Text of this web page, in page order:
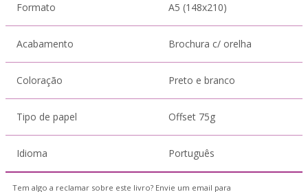
Formato A5 (148x210)
Acabamento Brochura c/ orelha
Coloração Preto e branco
Tipo de papel Offset 75g
Idioma Português
Tem algo a reclamar sobre este livro? Envie um email para